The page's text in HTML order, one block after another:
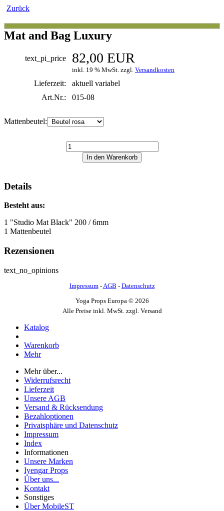
Zurück
Mat and Bag Luxury
text_pi_price 82,00 EUR
inkl. 19 % MwSt. zzgl. Versandkosten
Lieferzeit:
aktuell variabel
Art.Nr.:
015-08
Mattenbeutel:
Details
Besteht aus:
1 "Studio Mat Black" 200 / 6mm
1 Mattenbeutel
Rezensionen
text_no_opinions
Impressum-AGB - Datenschutz
Yoga Props Europa © 2026
Alle Preise inkl. MwSt. zzgl. Versand
Katalog
Warenkorb
Mehr
Mehr über...
Widerrufsrecht
Lieferzeit
Unsere AGB
Versand & Rücksendung
Bezahloptionen
Privatsphäre und Datenschutz
Impressum
Index
Informationen
Unsere Marken
Iyengar Props
Über uns...
Kontakt
Sonstiges
Über MobileST